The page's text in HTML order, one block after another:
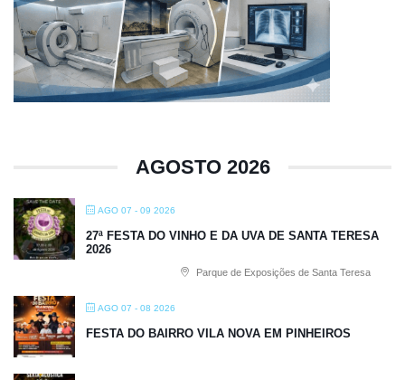
AGOSTO 2026
AGO 07 - 09 2026
27ª FESTA DO VINHO E DA UVA DE SANTA TERESA
2026
Parque de Exposições de Santa Teresa
AGO 07 - 08 2026
FESTA DO BAIRRO VILA NOVA EM PINHEIROS